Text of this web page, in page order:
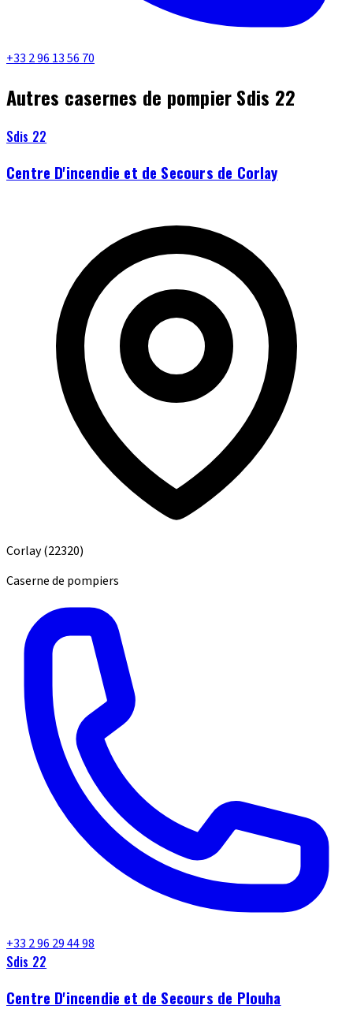
+33 2 96 13 56 70
Autres casernes de pompier Sdis 22
Sdis 22
Centre D'incendie et de Secours de Corlay
Corlay(22320)
Caserne de pompiers
+33 2 96 29 44 98
Sdis 22
Centre D'incendie et de Secours de Plouha